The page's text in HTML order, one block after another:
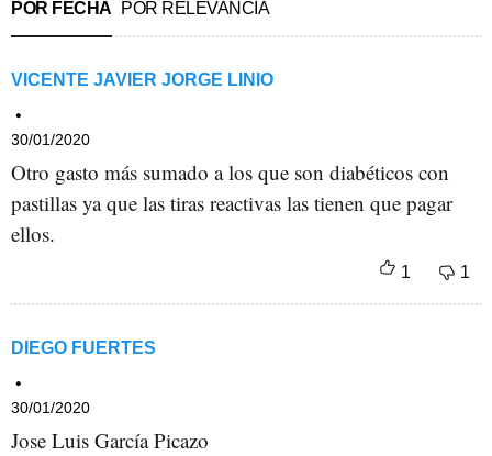
POR FECHA POR RELEVANCIA
VICENTE JAVIER JORGE LINIO
30/01/2020
Otro gasto más sumado a los que son diabéticos con
pastillas ya que las tiras reactivas las tienen que pagar
ellos.
DIEGO FUERTES
30/01/2020
Jose Luis García Picazo